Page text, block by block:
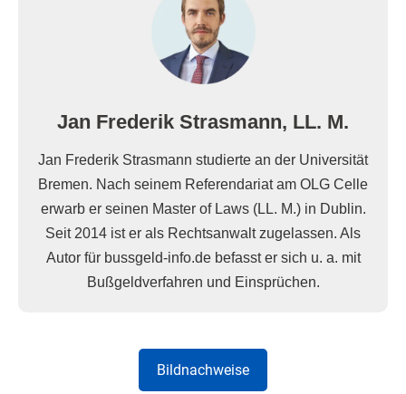
Jan Frederik Strasmann, LL. M.
Jan Frederik Strasmann studierte an der Universität
Bremen. Nach seinem Referendariat am OLG Celle
erwarb er seinen Master of Laws (LL. M.) in Dublin.
Seit 2014 ist er als Rechtsanwalt zugelassen. Als
Autor für bussgeld-info.de befasst er sich u. a. mit
Bußgeldverfahren und Einsprüchen.
Bildnachweise